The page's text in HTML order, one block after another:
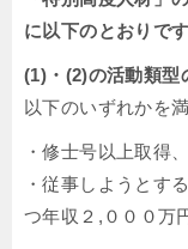
に以下のとおりです
(1)・(2)の活動類型
以下のいずれかを
・修士号以上取得
・従事しようとす
つ年収２,０００万